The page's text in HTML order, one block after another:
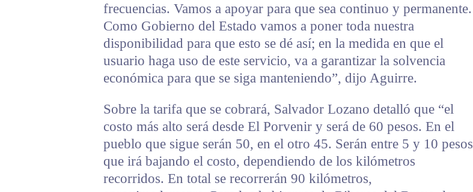
frecuencias. Vamos a apoyar para que sea continuo y permanente.
Como Gobierno del Estado vamos a poner toda nuestra
disponibilidad para que esto se dé así; en la medida en que el
usuario haga uso de este servicio, va a garantizar la solvencia
económica para que se siga manteniendo”, dijo Aguirre.
Sobre la tarifa que se cobrará, Salvador Lozano detalló que “el
costo más alto será desde El Porvenir y será de 60 pesos. En el
pueblo que sigue serán 50, en el otro 45. Serán entre 5 y 10 pesos
que irá bajando el costo, dependiendo de los kilómetros
recorridos. En total se recorrerán 90 kilómetros,